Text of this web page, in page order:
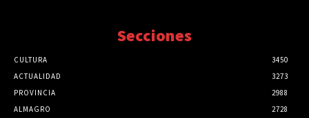
Secciones
CULTURA
3450
ACTUALIDAD
3273
PROVINCIA
2988
ALMAGRO
2728